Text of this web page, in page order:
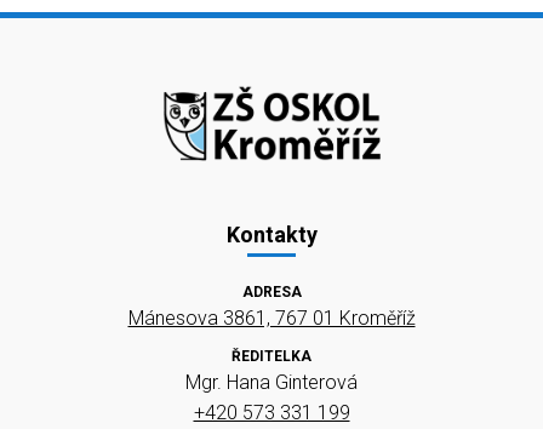
Kontakty
ADRESA
Mánesova 3861, 767 01 Kroměříž
ŘEDITELKA
Mgr. Hana Ginterová
+420 573 331 199